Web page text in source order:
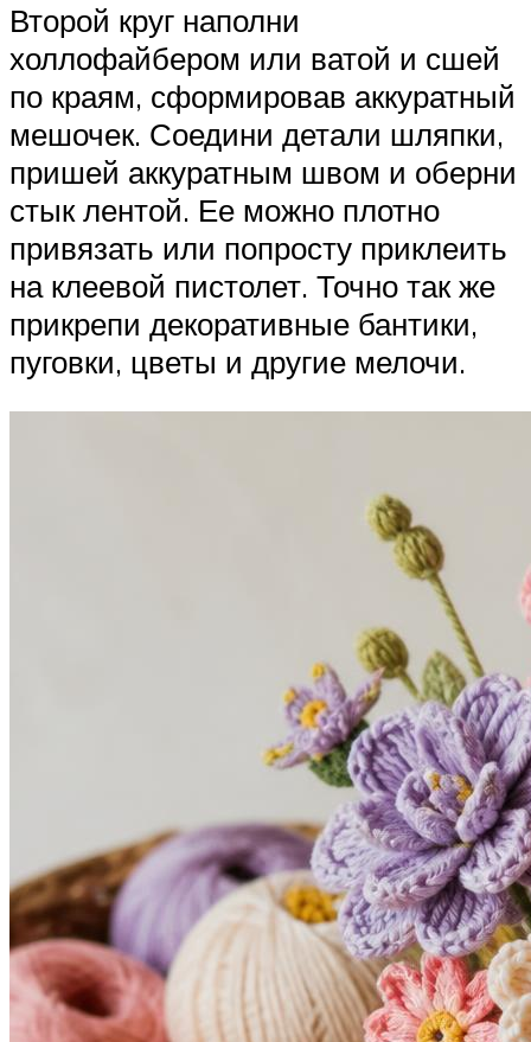
Второй круг наполни
холлофайбером или ватой и сшей
по краям, сформировав аккуратный
мешочек. Соедини детали шляпки,
пришей аккуратным швом и оберни
стык лентой. Ее можно плотно
привязать или попросту приклеить
на клеевой пистолет. Точно так же
прикрепи декоративные бантики,
пуговки, цветы и другие мелочи.